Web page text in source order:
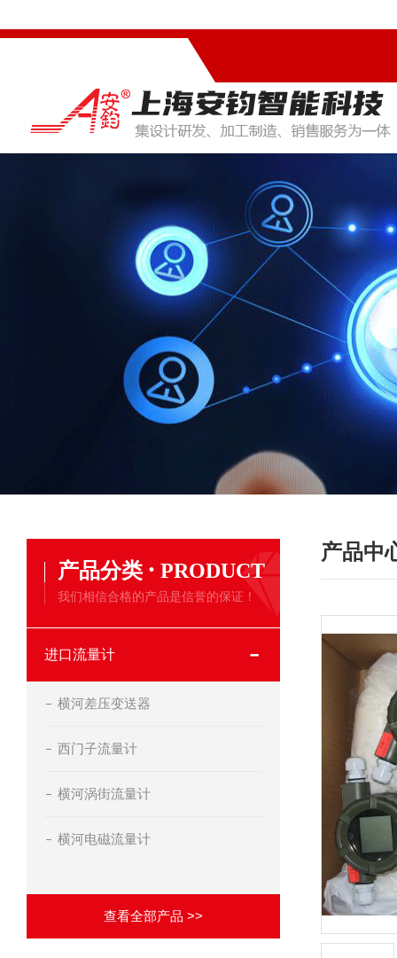
产品分类 · PRODUCT
我们相信合格的产品是信誉的保证！
进口流量计
横河差压变送器
西门子流量计
横河涡街流量计
横河电磁流量计
查看全部产品 >>
产品中